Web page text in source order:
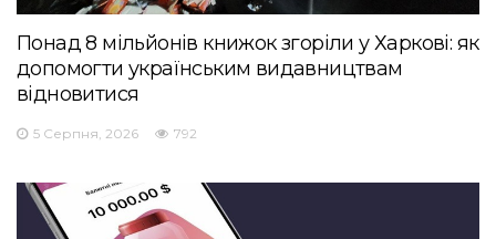
Понад 8 мільйонів книжок згоріли у Харкові: як
допомогти українським видавництвам
відновитися
5 Серпня, 2026 792